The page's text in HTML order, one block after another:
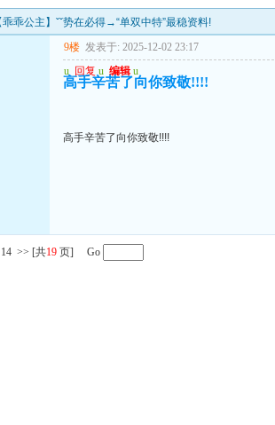
乖公主】ˇˇ势在必得→“单双中特”最稳资料!
9楼 发表于: 2025-12-02 23:17
u 回复 u 编辑 u
高手辛苦了向你致敬!!!!
高手辛苦了向你致敬!!!!
14 >> [共19 页] Go